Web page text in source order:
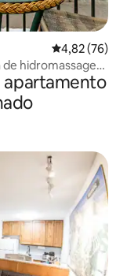
4,82 de uma
4,82 (76)
hidromassagem
apartamento